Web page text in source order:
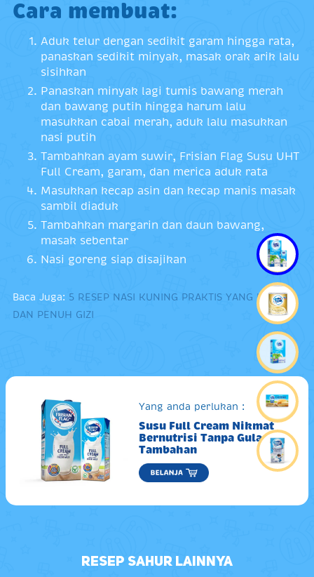
Cara membuat:
Aduk telur dengan sedikit garam hingga rata,
panaskan sedikit minyak, masak orak arik lalu
sisihkan
Panaskan minyak lagi tumis bawang merah
dan bawang putih hingga harum lalu
masukkan cabai merah, aduk lalu masukkan
nasi putih
Tambahkan ayam suwir, Frisian Flag Susu UHT
Full Cream, garam, dan merica aduk rata
Masukkan kecap asin dan kecap manis masak
sambil diaduk
Tambahkan margarin dan daun bawang,
masak sebentar
Nasi goreng siap disajikan
Baca Juga: 5 RESEP NASI KUNING PRAKTIS YANG LEZAT
DAN PENUH GIZI
Yang anda perlukan :
Susu Full Cream Nikmat
Bernutrisi Tanpa Gula
Tambahan
Resep Sahur Lainnya